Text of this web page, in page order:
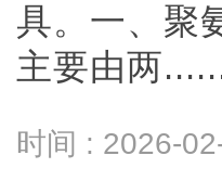
具。一、聚
主要由两
时间 : 2026-